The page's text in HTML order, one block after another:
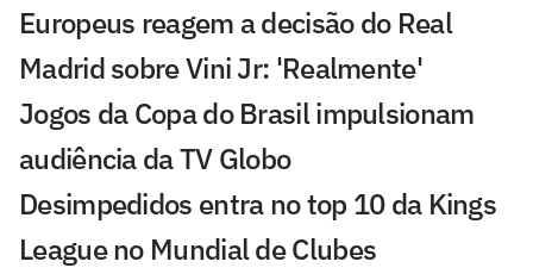
Europeus reagem a decisão do Real
Madrid sobre Vini Jr: 'Realmente'
Jogos da Copa do Brasil impulsionam
audiência da TV Globo
Desimpedidos entra no top 10 da Kings
League no Mundial de Clubes